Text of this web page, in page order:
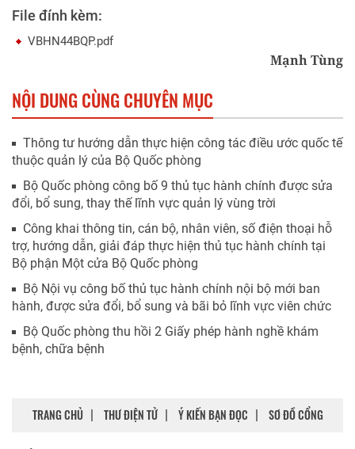
File đính kèm:
VBHN44BQP.pdf
Mạnh Tùng
NỘI DUNG CÙNG CHUYÊN MỤC
Thông tư hướng dẫn thực hiện công tác điều ước quốc tế
thuộc quản lý của Bộ Quốc phòng
Bộ Quốc phòng công bố 9 thủ tục hành chính được sửa
đổi, bổ sung, thay thế lĩnh vực quản lý vùng trời
Công khai thông tin, cán bộ, nhân viên, số điện thoại hỗ
trợ, hướng dẫn, giải đáp thực hiện thủ tục hành chính tại
Bộ phận Một cửa Bộ Quốc phòng
Bộ Nội vụ công bố thủ tục hành chính nội bộ mới ban
hành, được sửa đổi, bổ sung và bãi bỏ lĩnh vực viên chức
Bộ Quốc phòng thu hồi 2 Giấy phép hành nghề khám
bệnh, chữa bệnh
TRANG CHỦ THƯ ĐIỆN TỬ Ý KIẾN BẠN ĐỌC SƠ ĐỒ CỔNG